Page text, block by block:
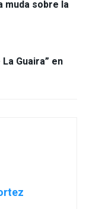
muda sobre la
Guaira” en